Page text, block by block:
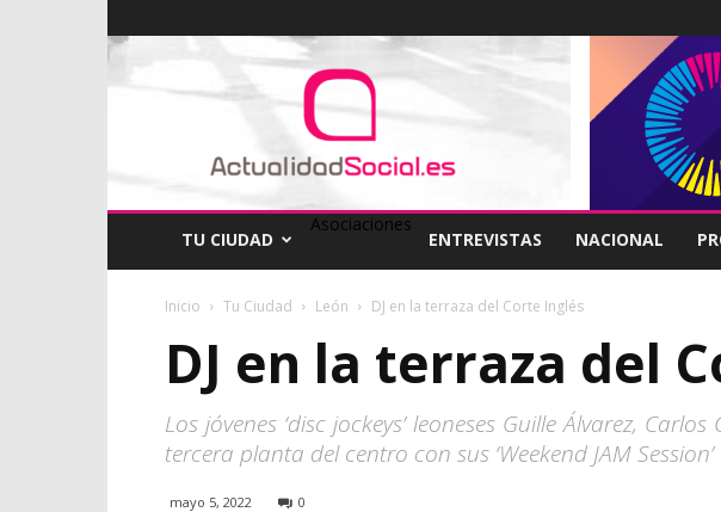
ActualidadSocial
TU CIUDAD
Asociaciones
ENTREVISTAS NACIONAL
Inicio Tu Ciudad León DJ en la terraza del Corte Inglés
DJ en la terraza del
Los jóvenes ‘disc jockeys’ leoneses Guille Álvarez,
tercera planta del centro con sus ‘Weekend JAM Session’
mayo 5, 2022 0